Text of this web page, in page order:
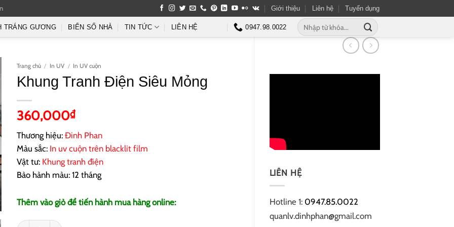
Giới thiệu Liên hệ Tuyển dụng
TRÁNG GƯƠNG BIỂN SỐ NHÀ TIN TỨC LIÊN HỆ 0947.98.0022
Tìm
kiếm:
LIÊN HỆ
Hotline 1: 0947.85.0022
quanlv.dinhphan@gmail.com
Trang chủ / In UV / In UV cuộn
Khung Tranh Điện Siêu Mỏng
360,000₫
Thương hiệu: Đinh Phan
Màu sắc: In uv cuộntrên blacklit film
Vật tư: Khung tranh điện
Bảo hành màu: 12 tháng
Thêm vào giỏ để tiến hành mua hàng online: